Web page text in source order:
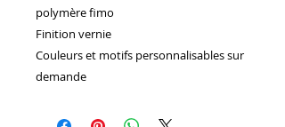
polymère fimo
Finition vernie
Couleurs et motifs personnalisables sur
demande